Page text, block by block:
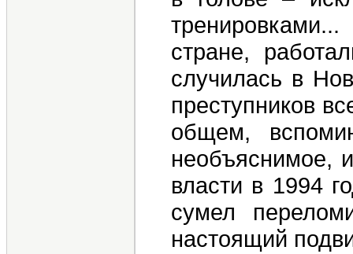
стране,
случилась в
преступников
общем,
необъяснимое,
власти в 1994
сумел
настоящий